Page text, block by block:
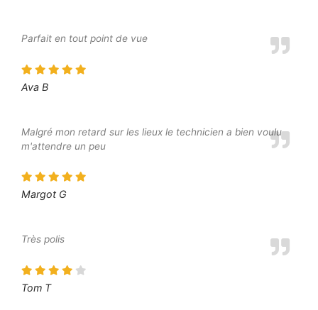
Parfait en tout point de vue
Ava B
Malgré mon retard sur les lieux le technicien a bien voulu
m'attendre un peu
Margot G
Très polis
Tom T